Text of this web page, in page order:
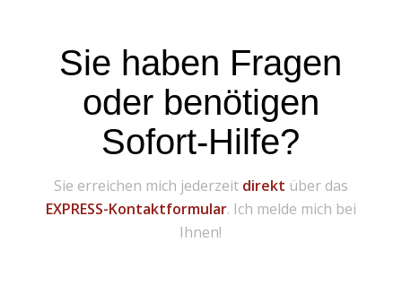
Sie haben Fragen
oder benötigen
Sofort-Hilfe?
Sie erreichen mich jederzeit direkt über das
EXPRESS-Kontaktformular. Ich melde mich bei
Ihnen!